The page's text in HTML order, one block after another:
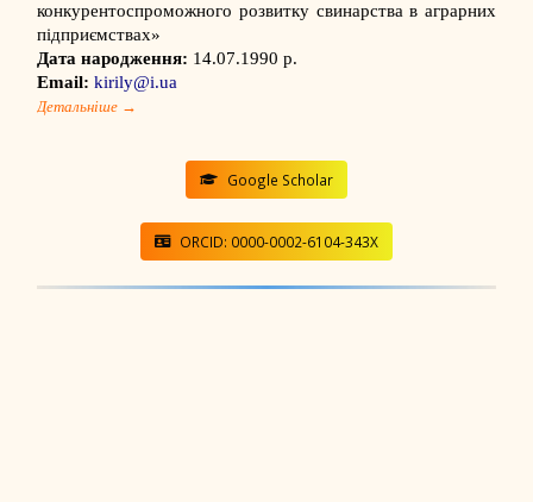
конкурентоспроможного розвитку свинарства в аграрних
підприємствах»
Дата народження: 14.07.1990 р.
Email: kirily@i.ua
Детальніше →
Google Scholar
ORCID: 0000-0002-6104-343X